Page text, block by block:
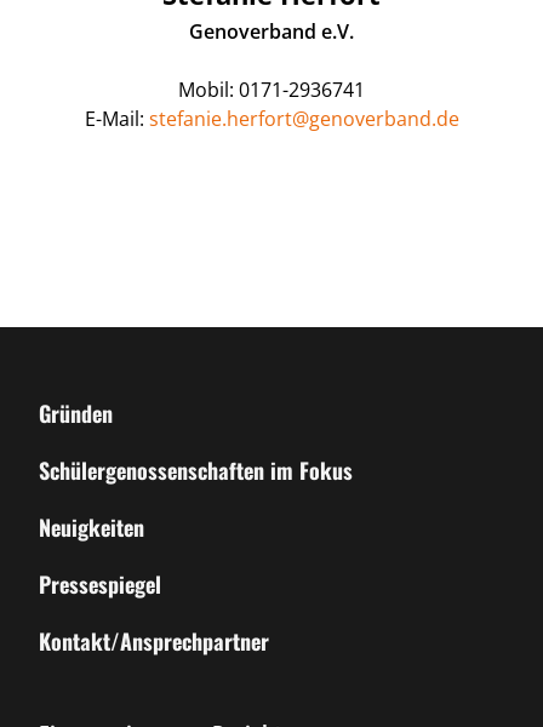
Genoverband e.V.
Mobil: 0171-2936741
E-Mail: stefanie.herfort@genoverband.de
Gründen
Schülergenossenschaften im Fokus
Neuigkeiten
Pressespiegel
Kontakt/Ansprechpartner